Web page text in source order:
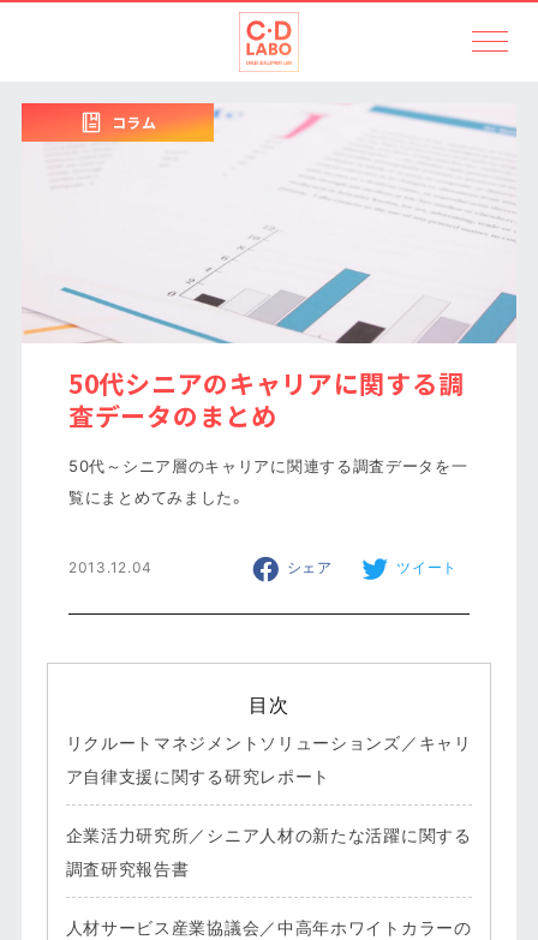
50代シニアのキャリアに関する調
査データのまとめ
50代～シニア層のキャリアに関連する調査データを一
覧にまとめてみました。
2013.12.04 シェア ツイート
目次
リクルートマネジメントソリューションズ／キャリ
ア自律支援に関する研究レポート
企業活力研究所／シニア人材の新たな活躍に関する
調査研究報告書
人材サービス産業協議会／中高年ホワイトカラーの
コラム